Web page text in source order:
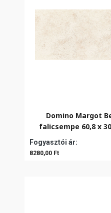
Domino Margot
falicsempe 60,8 x
Fogyasztói ár:
8280,00 Ft